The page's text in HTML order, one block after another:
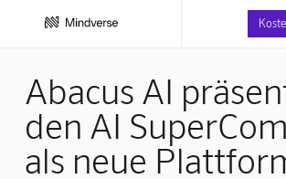
Abacus AI
den AI
als neue